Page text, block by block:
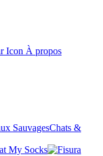
À propos
SauvagesChats &